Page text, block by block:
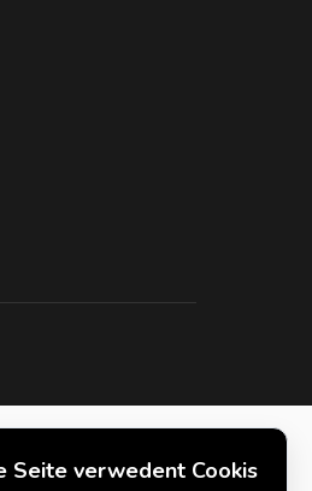
Seite verwedent Cookis